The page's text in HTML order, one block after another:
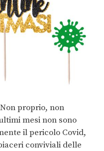
Non proprio, non
mesi non sono
il pericolo Covid,
conviviali delle